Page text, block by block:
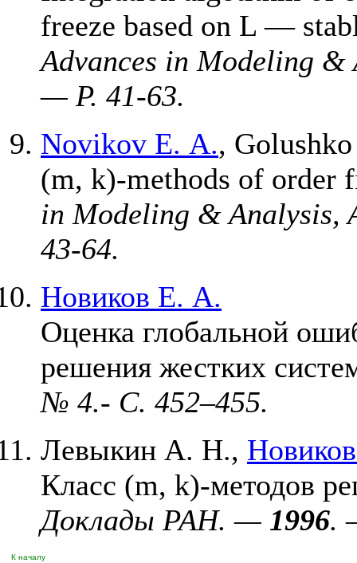
freeze based on L —
Advances in Modeling
— P. 41-63.
Novikov E. A.,
(m, k)-methods of order
in Modeling & Analysis,
43-64.
Новиков Е. А.
Оценка глобальной
решения жестких
№ 4.- C. 452–455.
Левыкин А. Н.,
Класс (m, k)-методов
Доклады РАН. — 1996.
К началу